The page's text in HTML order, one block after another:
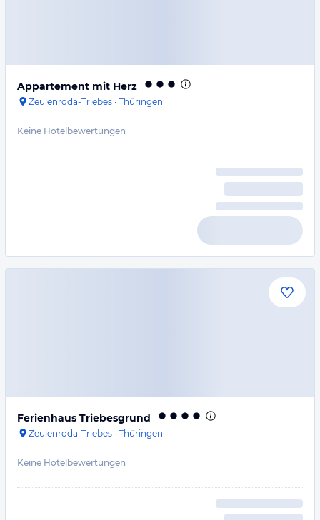
Appartement mit Herz
Zeulenroda-Triebes · Thüringen
Keine Hotelbewertungen
Ferienhaus Triebesgrund
Zeulenroda-Triebes · Thüringen
Keine Hotelbewertungen